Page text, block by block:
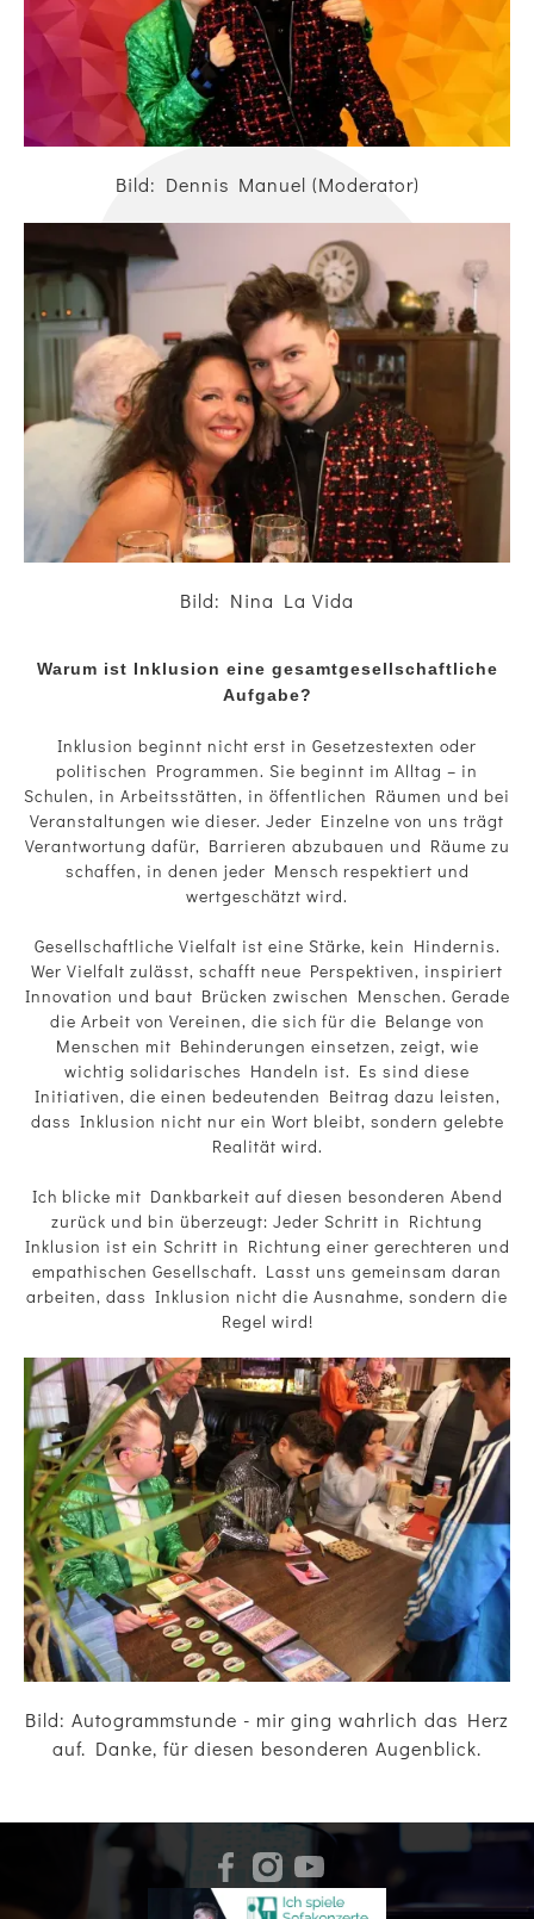
Bild: Dennis Manuel (Moderator)
Bild: Nina La Vida
Warum ist Inklusion eine gesamtgesellschaftliche
Aufgabe?
Inklusion beginnt nicht erst in Gesetzestexten oder
politischen Programmen. Sie beginnt im Alltag – in
Schulen, in Arbeitsstätten, in öffentlichen Räumen und bei
Veranstaltungen wie dieser. Jeder Einzelne von uns trägt
Verantwortung dafür, Barrieren abzubauen und Räume zu
schaffen, in denen jeder Mensch respektiert und
wertgeschätzt wird.
Gesellschaftliche Vielfalt ist eine Stärke, kein Hindernis.
Wer Vielfalt zulässt, schafft neue Perspektiven, inspiriert
Innovation und baut Brücken zwischen Menschen. Gerade
die Arbeit von Vereinen, die sich für die Belange von
Menschen mit Behinderungen einsetzen, zeigt, wie
wichtig solidarisches Handeln ist. Es sind diese
Initiativen, die einen bedeutenden Beitrag dazu leisten,
dass Inklusion nicht nur ein Wort bleibt, sondern gelebte
Realität wird.
Ich blicke mit Dankbarkeit auf diesen besonderen Abend
zurück und bin überzeugt: Jeder Schritt in Richtung
Inklusion ist ein Schritt in Richtung einer gerechteren und
empathischen Gesellschaft. Lasst uns gemeinsam daran
arbeiten, dass Inklusion nicht die Ausnahme, sondern die
Regel wird!
Bild: Autogrammstunde - mir ging wahrlich das Herz
auf. Danke, für diesen besonderen Augenblick.